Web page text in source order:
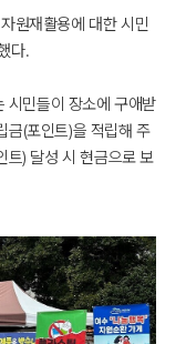
원재활용에 대한 시민
다.
시민들이 장소에 구애받
금(포인트)을 적립해 주
트) 달성 시 현금으로 보